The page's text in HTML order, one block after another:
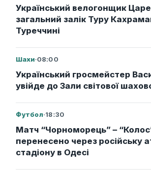
Український велогонщик
загальний залік Туру
Туреччині
Шахи·08:00
Український гросмейстер
увійде до Зали світової
Футбол·18:30
Матч “Чорноморець” –
перенесено через російську
стадіону в Одесі